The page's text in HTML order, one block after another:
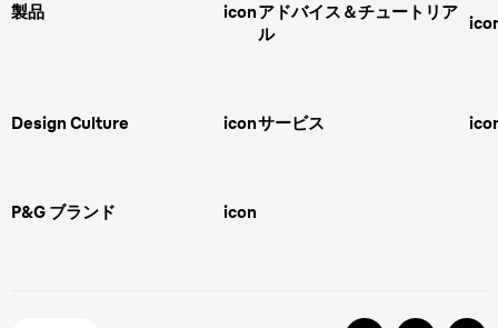
製品 icon
スキンケア
ipl脱毛
アドバイス＆チュートリア
ル
ボディグルーミング
Design Culture icon
Braun Brand & Products
サービス
P&G ブランド icon